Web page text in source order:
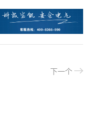
下一个